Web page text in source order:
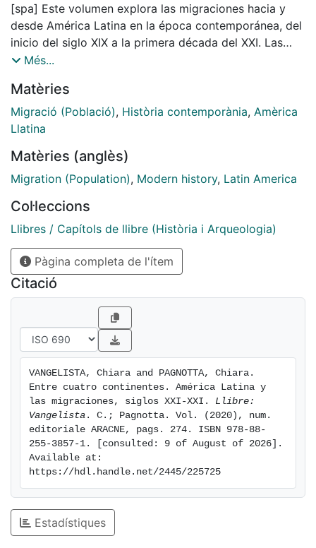
[spa] Este volumen explora las migraciones hacia y
desde América Latina en la época contemporánea, del
inicio del siglo XIX a la primera década del XXI. Las
autoras abarcan tanto los fenómenos migratorios
Continente Americano (siglos XIX y XX), cuanto las
diferentes características de los movimientos
migratorios más actuales, que desde el “Nuevo
este múltiple movimiento las migraciones ofrecen una
útil clave de interpretación de un fenómeno a largo
entre aquí y allá, y entre pasado, presente y futuro.
[ita] La collana pubblica contributi originali relativi alla
storia delle Americhe dal momento dell’incontro tra
Nuovo e Vecchio Mondo fino ai giorni nostri. La
collana si occupa anche, in una prospettiva atlantica o
continentale, delle relazioni internazionali tra l’Europa
e i paesi americani, tra gli americani di origine europea
e gli indigeni, nonché tra nazioni indigene diverse. Il
tema delle immagini reciproche, dalla prima età
negli interessi della collana.
Més...
Matèries
Migració (Població), Història contemporània, Amèrica
Llatina
Matèries (anglès)
Migration (Population), Modern history, Latin America
Col·leccions
Llibres / Capítols de llibre (Història i Arqueologia)
Pàgina completa de l'ítem
Citació
VANGELISTA, Chiara and PAGNOTTA, Chiara.
Entre cuatro continentes. América Latina y
las migraciones, siglos XXI-XXI. Llibre:
Vangelista . C.; Pagnotta. Vol. (2020), num.
editoriale ARACNE, pags. 274. ISBN 978-88-
255-3857-1. [consulted: 9 of August of 2026].
Available at:
https://hdl.handle.net/2445/225725
Estadístiques